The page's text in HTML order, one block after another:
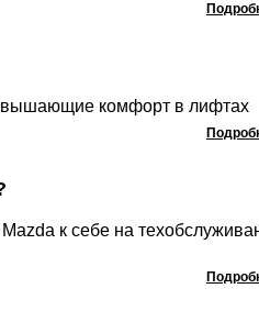
комфорт в лифтах
к себе на